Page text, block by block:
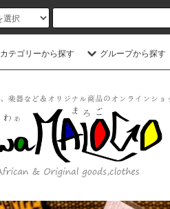
カテゴリーから探す グループから探す